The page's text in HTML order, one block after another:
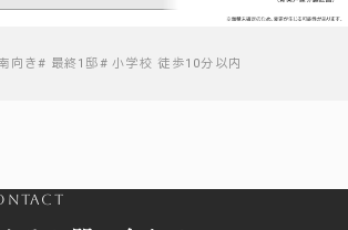
向き 最終1邸 小学校 徒歩10分以内